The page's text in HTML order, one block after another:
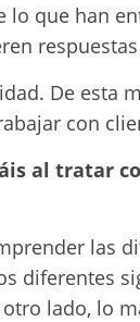
que han
De esta
con
al tratar
las
diferentes
lado, lo